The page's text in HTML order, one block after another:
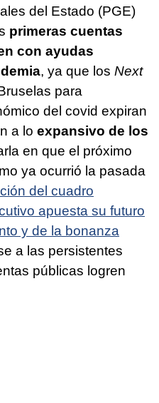
del Estado (PGE)
primeras cuentas
con ayudas
, ya que los Next
para
del covid expiran
a lo expansivo de los
en que el próximo
ya ocurrió la pasada
del cuadro
apuesta su futuro
y de la bonanza
a las persistentes
públicas logren